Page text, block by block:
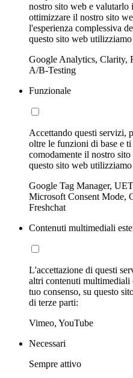
nostro sito web e
ottimizzare il nostro sito
l'esperienza complessiva
questo sito web
Google Analytics, Clarity,
A/B-Testing
Funzionale
Accettando questi servizi,
oltre le funzioni di base e
comodamente il nostro
questo sito web
Google Tag Manager,
Microsoft Consent Mode,
Freshchat
Contenuti multimediali
L'accettazione di questi
altri contenuti
tuo consenso, su questo
di terze parti:
Vimeo, YouTube
Necessari
Sempre attivo